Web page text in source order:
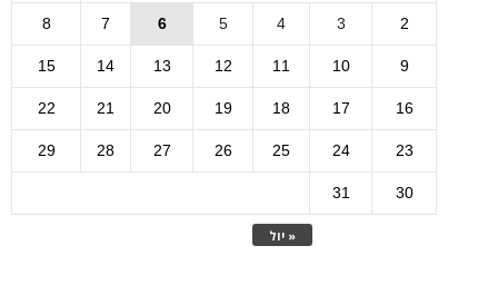
« יול
2
3
4
5
6
7
8
9
10
11
12
13
14
15
16
17
18
19
20
21
22
23
24
25
26
27
28
29
30
31